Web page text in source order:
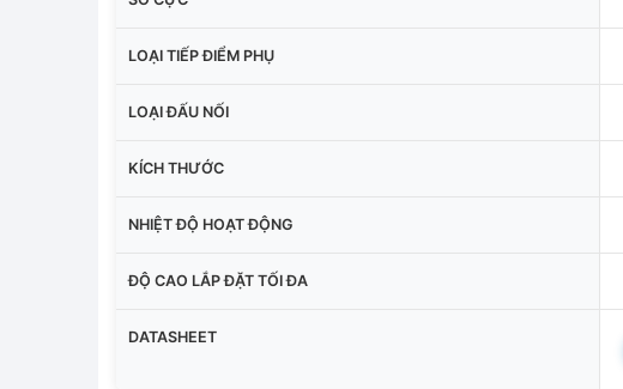
LOẠI TIẾP ĐIỂM PHỤ
LOẠI ĐẤU NỐI
KÍCH THƯỚC
NHIỆT ĐỘ HOẠT ĐỘNG
ĐỘ CAO LẮP ĐẶT TỐI ĐA
DATASHEET